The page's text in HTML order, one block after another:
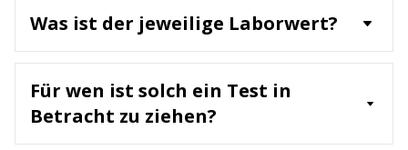
Was ist der jeweilige Laborwert?
Progesteron ist ein Steroidhormon, das
hauptsächlich in den Eierstöcken und während der
Schwangerschaft in der Plazenta gebildet wird. Es
spielt eine wichtige Rolle bei der Regulation des
Für wen ist solch ein Test in
Betracht zu ziehen?
Ein Progesteron-Test wird empfohlen für: